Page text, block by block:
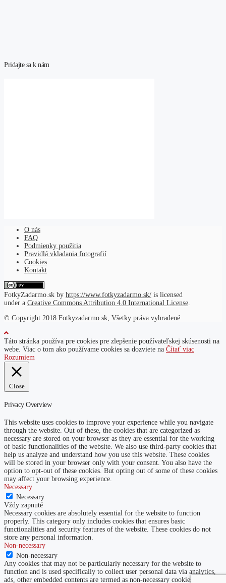
Pridajte sa k nám
O nás
FAQ
Podmienky použitia
Pravidlá vkladania fotografií
Cookies
Kontakt
FotkyZadarmo.sk by https://www.fotkyzadarmo.sk/ is licensed
under a Creative Commons Attribution 4.0 International License
© Copyright 2018 Fotkyzadarmo.sk, Všetky práva vyhradené
Táto stránka používa pre cookies pre zlepšenie používateľskej skúsenosti na
webe. Viac o tom ako používame cookies sa dozviete na Čítať viac
Rozumiem
Close
Privacy Overview
This website uses cookies to improve your experience while you navigate
through the website. Out of these, the cookies that are categorized as
necessary are stored on your browser as they are essential for the working
of basic functionalities of the website. We also use third-party cookies that
help us analyze and understand how you use this website. These cookies
will be stored in your browser only with your consent. You also have the
option to opt-out of these cookies. But opting out of some of these cookies
may affect your browsing experience.
Necessary
Necessary
Vždy zapnuté
Necessary cookies are absolutely essential for the website to function
properly. This category only includes cookies that ensures basic
functionalities and security features of the website. These cookies do not
store any personal information.
Non-necessary
Non-necessary
Any cookies that may not be particularly necessary for the website to
function and is used specifically to collect user personal data via analytics,
ads, other embedded contents are termed as non-necessary cookies. It is